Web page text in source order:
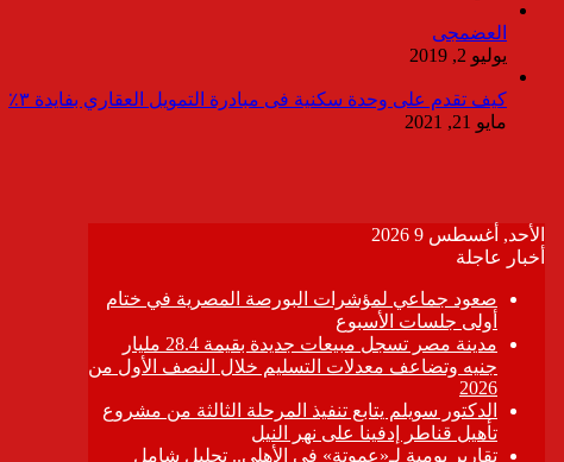
العضمجى
يوليو 2, 2019
كيف تقدم على وحدة سكنية فى مبادرة التمويل العقاري بفايدة ٣٪
مايو 21, 2021